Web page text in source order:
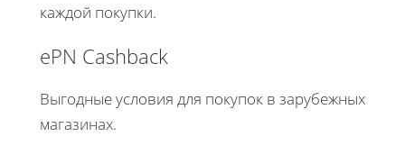
каждой покупки.
ePN Cashback
Выгодные условия для покупок в зарубежных
магазинах.